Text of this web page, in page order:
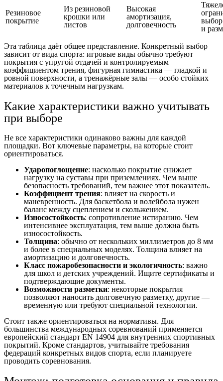
Резиновое
покрытие
Из резиновой
крошки или
листов
Высокая
амортизация,
долговечность
и
Эта таблица даёт общее представление. Конкретный выбор
зависит от вида спорта: игровые виды обычно требуют
покрытия с упругой отдачей и контролируемым
коэффициентом трения, фигурная гимнастика — гладкой и
ровной поверхности, а тренажёрные залы — особо стойких
материалов к точечным нагрузкам.
Какие характеристики важно учитывать
при выборе
Не все характеристики одинаково важны для каждой
площадки. Вот ключевые параметры, на которые стоит
ориентироваться.
Ударопоглощение: насколько покрытие снижает
нагрузку на суставы при приземлениях. Чем выше
безопасность требований, тем важнее этот показатель.
Коэффициент трения: влияет на скорость и
маневренность. Для баскетбола и волейбола нужен
баланс между сцеплением и скольжением.
Износостойкость: сопротивление истиранию. Чем
интенсивнее эксплуатация, тем выше должна быть
износостойкость.
Толщина: обычно от нескольких миллиметров до 8 мм
и более в специальных моделях. Толщина влияет на
амортизацию и долговечность.
Класс пожаробезопасности и экологичность: важно
для школ и детских учреждений. Ищите сертификаты и
подтверждающие документы.
Возможности разметки: некоторые покрытия
позволяют наносить долговечную разметку, другие —
временную или требуют специальной технологии.
Стоит также ориентироваться на нормативы. Для
большинства международных соревнований применяется
европейский стандарт EN 14904 для внутренних спортивных
покрытий. Кроме стандартов, учитывайте требования
федераций конкретных видов спорта, если планируете
проводить соревнования.